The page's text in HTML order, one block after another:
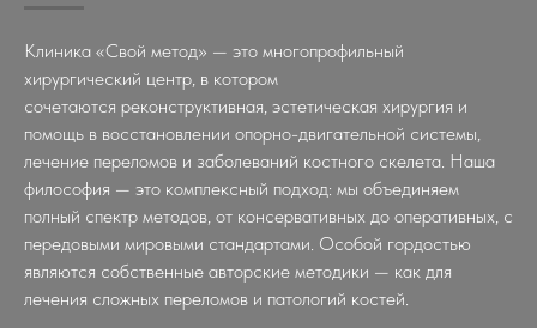
Клиника «Свой метод» — это многопрофильный
хирургический центр, в котором
сочетаются реконструктивная, эстетическая хирургия и
помощь в восстановлении опорно-двигательной системы,
лечение переломов и заболеваний костного скелета. Наша
философия — это комплексный подход: мы объединяем
полный спектр методов, от консервативных до оперативных, с
передовыми мировыми стандартами. Особой гордостью
являются собственные авторские методики — как для
лечения сложных переломов и патологий костей.